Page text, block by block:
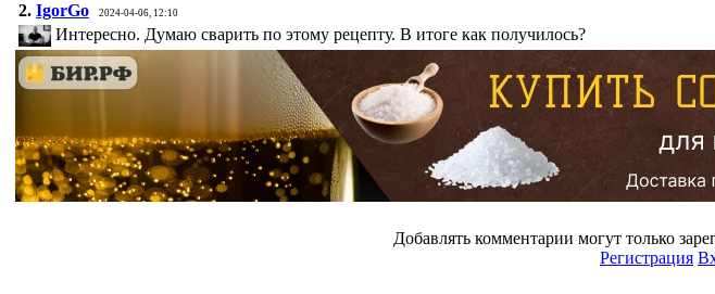
2. IgorGo 2024-04-06, 12:10
Интересно. Думаю сварить по этому рецепту. В итоге как получилось?
Добавлять комментарии могут только
Регистрация